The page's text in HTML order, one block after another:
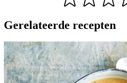
Gerelateerde recepten